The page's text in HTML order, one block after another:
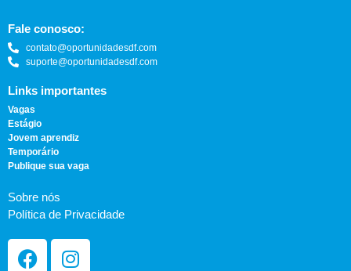
Fale conosco:
contato@oportunidadesdf.com
suporte@oportunidadesdf.com
Links importantes
Vagas
Estágio
Jovem aprendiz
Temporário
Publique sua vaga
Sobre nós
Política de Privacidade